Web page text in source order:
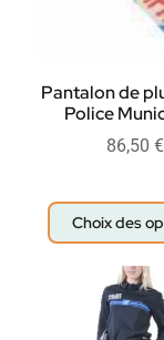
Pantalon de
Police
86,50 €
Choix des